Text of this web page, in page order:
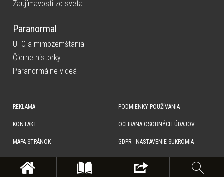
Zaujímavosti zo sveta
Paranormal
UFO a mimozemštania
Čierne historky
Paranormálne videá
REKLAMA
KONTAKT
MAPA STRÁNOK
PODMIENKY POUŽÍVANIA
OCHRANA OSOBNÝCH ÚDAJOV
GDPR - NASTAVENIE SUKROMIA
súhlas na rozmnožovanie, šírenie a na verejný prenos obsahu. Na tejto stránke môžu byť umiestnené reklamné